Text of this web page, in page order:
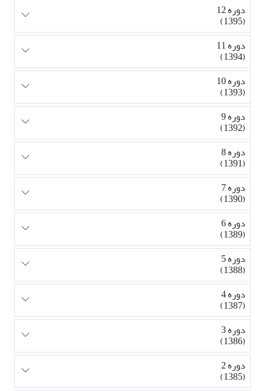
دوره 12
(1395)
دوره 11
(1394)
دوره 10
(1393)
دوره 9
(1392)
دوره 8
(1391)
دوره 7
(1390)
دوره 6
(1389)
دوره 5
(1388)
دوره 4
(1387)
دوره 3
(1386)
دوره 2
(1385)